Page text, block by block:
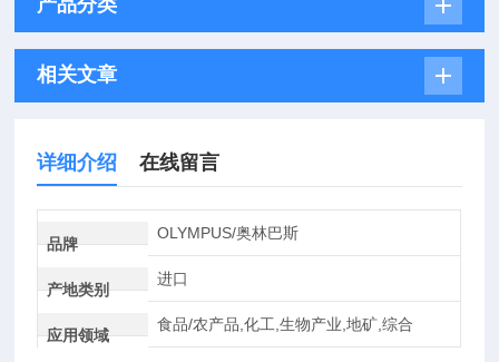
产品分类
相关文章
详细介绍 在线留言
品牌
OLYMPUS/奥林巴斯
产地类别
进口
应用领域
食品/农产品,化工,生物产业,地矿,综合